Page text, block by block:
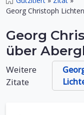
Georg Christoph
Georg
über
Weitere
Zitate